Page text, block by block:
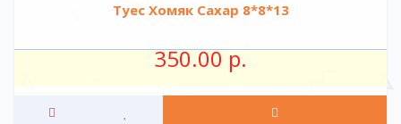
Туес Хомяк Сахар 8*8*13
350.00 р.